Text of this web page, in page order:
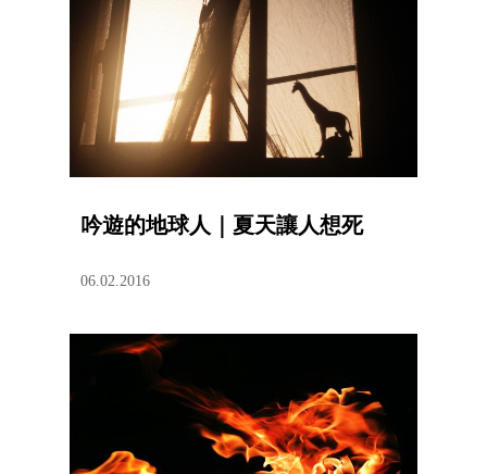
吟遊的地球人｜夏天讓人想死
06.02.2016